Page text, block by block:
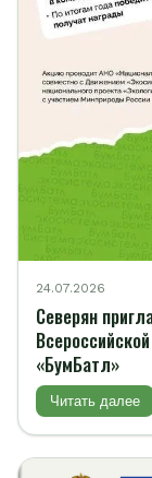
24.07.2026
Северян
«БумБатл»
Читать далее